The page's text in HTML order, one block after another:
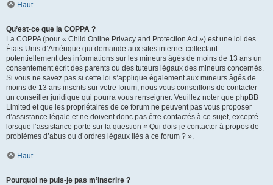
Haut
Qu’est-ce que la COPPA ?
La COPPA (pour « Child Online Privacy and Protection Act ») est une loi des
États-Unis d’Amérique qui demande aux sites internet collectant
potentiellement des informations sur les mineurs âgés de moins de 13 ans un
consentement écrit des parents ou des tuteurs légaux des mineurs concernés.
Si vous ne savez pas si cette loi s’applique également aux mineurs âgés de
moins de 13 ans inscrits sur votre forum, nous vous conseillons de contacter
un conseiller juridique qui pourra vous renseigner. Veuillez noter que phpBB
Limited et que les propriétaires de ce forum ne peuvent pas vous proposer
d’assistance légale et ne doivent donc pas être contactés à ce sujet, excepté
lorsque l’assistance porte sur la question « Qui dois-je contacter à propos de
problèmes d’abus ou d’ordres légaux liés à ce forum ? ».
Haut
Pourquoi ne puis-je pas m’inscrire ?